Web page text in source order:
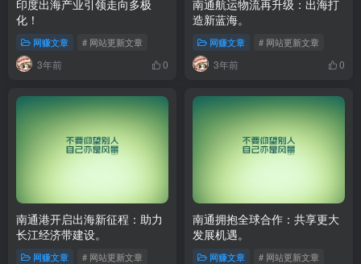
印度出海产业引领走向多极
化！
网赚文章 # 网站更新文章
3年前 0
南通航运物流再升级：出海打
造新蓝海。
网赚文章 # 网站更新文章
3年前 0
南通港开启出海新征程：助力
长江经济带建设。
网赚文章 # 网站更新文章
南通拥抱全球合作：共享更大
发展机遇。
网赚文章 # 网站更新文章